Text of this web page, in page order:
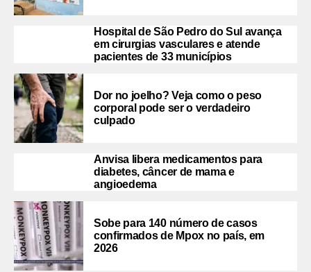
Hospital de São Pedro do Sul avança
em cirurgias vasculares e atende
pacientes de 33 municípios
Dor no joelho? Veja como o peso
corporal pode ser o verdadeiro
culpado
Anvisa libera medicamentos para
diabetes, câncer de mama e
angioedema
Sobe para 140 número de casos
confirmados de Mpox no país, em
2026